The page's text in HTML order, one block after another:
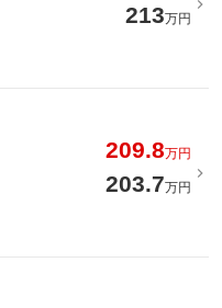
213万円
209.8万円
203.7万円